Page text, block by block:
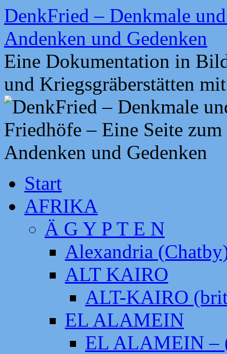
Zum
Inhalt
springen
DenkFried – Denkmale
Andenken und Gedenken
Eine Dokumentation in
und Kriegsgräberstätten
Start
AFRIKA
Ä G Y P T E N
Alexandria
ALT KAIRO
ALT-KAIRO
EL ALAMEIN
EL ALAMEIN –